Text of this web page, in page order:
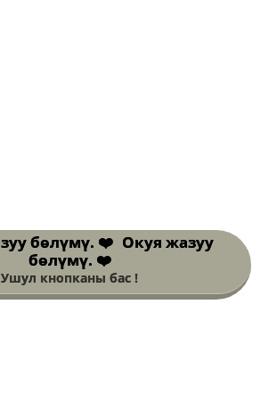
Окуя жазуу
бөлүмү. ❤️
Ушул кнопканы бас !